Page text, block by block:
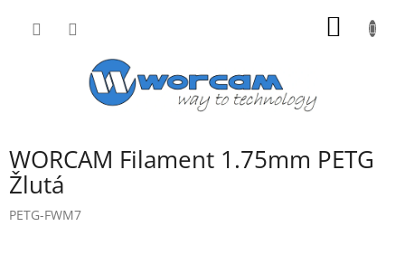
WORCAM Filament 1.75mm PETG
Žlutá
PETG-FWM7